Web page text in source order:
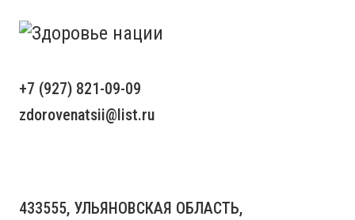
+7 (927) 821-09-09
zdorovenatsii@list.ru
433555, УЛЬЯНОВСКАЯ ОБЛАСТЬ,